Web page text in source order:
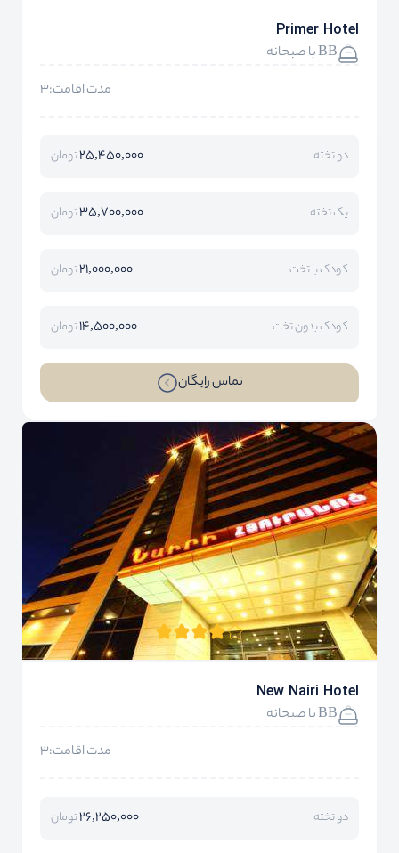
Primer Hotel
BB با صبحانه
مدت اقامت:3
دو تخته 25,450,000تومان
یک تخته 35,700,000تومان
کودک با تخت 21,000,000تومان
کودک بدون تخت 14,500,000تومان
تماس رایگان
New Nairi Hotel
BB با صبحانه
مدت اقامت:3
دو تخته 26,250,000تومان